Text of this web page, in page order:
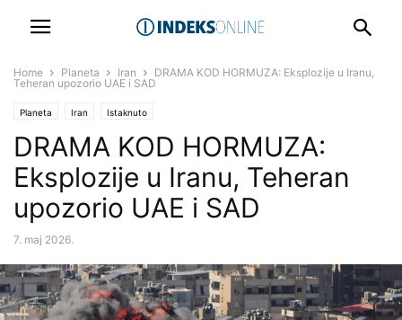
Home Planeta Iran
DRAMA KOD HORMUZA: Eksplozije u Iranu,
Teheran upozorio UAE i SAD
Planeta Iran Istaknuto
DRAMA KOD HORMUZA:
Eksplozije u Iranu, Teheran
upozorio UAE i SAD
7. maj 2026.